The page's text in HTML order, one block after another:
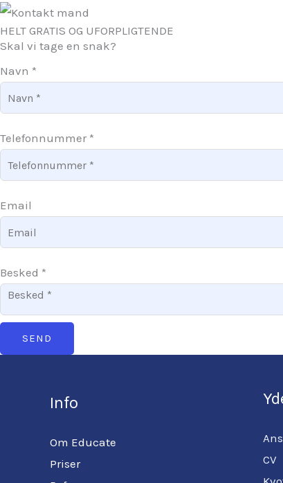
HELT GRATIS OG UFORPLIGTENDE
Skal vi tage en snak?
Navn *
Telefonnummer *
Email
Besked *
SEND
Info
Om Educate
Priser
CV